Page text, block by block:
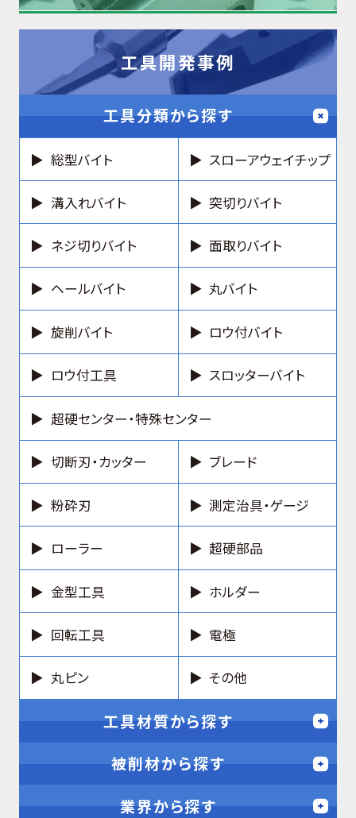
工具開発事例
工具分類から探す
総型バイト スローアウェイチップ
溝入れバイト 突切りバイト
ネジ切りバイト 面取りバイト
ヘールバイト 丸バイト
旋削バイト ロウ付バイト
ロウ付工具 スロッターバイト
超硬センター・特殊センター
切断刃・カッター ブレード
粉砕刃 測定治具・ゲージ
ローラー 超硬部品
金型工具 ホルダー
回転工具 電極
丸ピン その他
工具材質から探す
被削材から探す
業界から探す